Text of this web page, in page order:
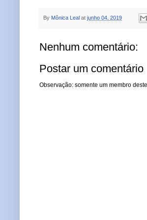
By Mônica Leal at junho 04, 2019
Nenhum comentário:
Postar um comentário
Observação: somente um membro